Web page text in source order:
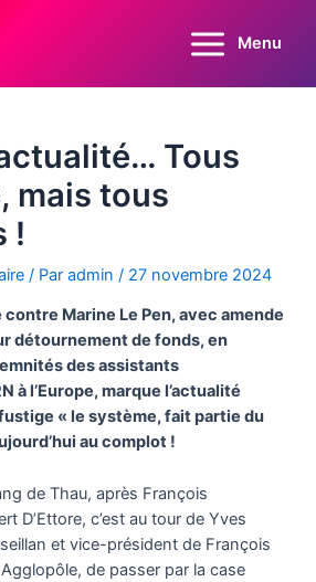
Main
Menu
Tous
mais tous
!
/ Paradmin/ 27 novembre 2024
contre Marine Le Pen, avec amende
détournement de fonds, en
des assistants
à l’Europe, marque l’actualité
« le système, fait partie du
au complot !
de Thau, après François
D’Ettore, c’est au tour de Yves
et vice-président de François
de passer par la case